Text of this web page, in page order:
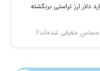
اقتصادی: ۸ تا ۱۲ میلیارد دلار ارز تراستی برنگشته
مجلس معرفی شده‌اند؟